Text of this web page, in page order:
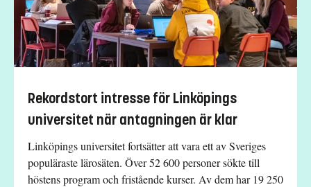
Rekordstort intresse för Linköpings
universitet när antagningen är klar
Linköpings universitet fortsätter att vara ett av Sveriges
populäraste lärosäten. Över 52 600 personer sökte till
höstens program och fristående kurser. Av dem har 19 250